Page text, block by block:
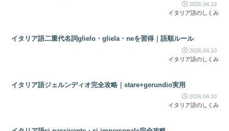
2026.04.10
イタリア語のしくみ
イタリア語二重代名詞glielo・gliela・neを習得｜語順ルール
2026.04.10
イタリア語のしくみ
イタリア語ジェルンディオ完全攻略｜stare+gerundio実用
2026.04.10
イタリア語のしくみ